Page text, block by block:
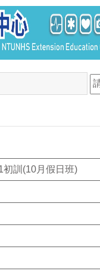
初訓(10月假日班)